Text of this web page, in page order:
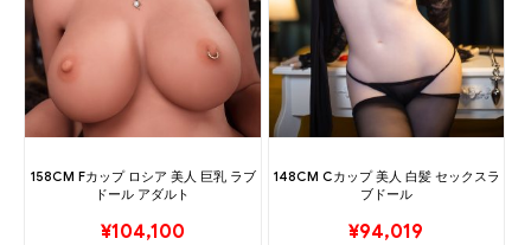
158CM Fカップ ロシア 美人 巨乳 ラブ
ドール アダルト
¥104,100
148CM Cカップ 美人 白髪 セックスラ
ブドール
¥94,019